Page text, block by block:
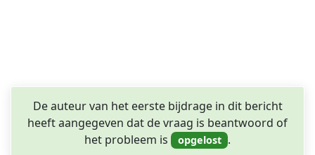
De auteur van het eerste bijdrage in dit bericht
heeft aangegeven dat de vraag is beantwoord of
het probleem is
.